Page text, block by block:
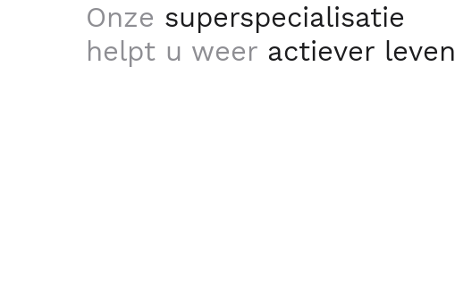
Onze superspecialisatie
helpt u weer actiever leven